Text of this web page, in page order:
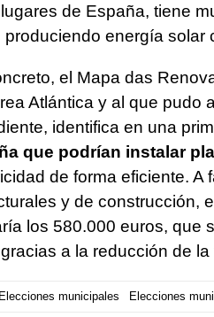
de España, tiene
produciendo energía solar
el Mapa das
Atlántica y al que pudo
identifica en una
que podrían instalar
de forma eficiente. A
y de construcción,
los 580.000 euros, que
a la reducción de la
Elecciones municipales Elecciones